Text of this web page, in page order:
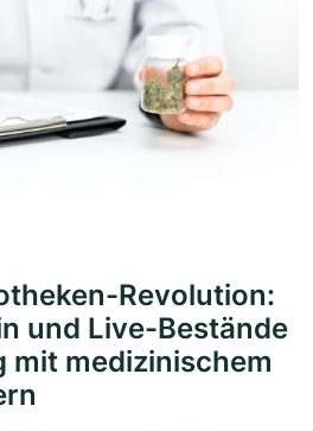
Revolution:
und Live-Bestände
mit medizinischem